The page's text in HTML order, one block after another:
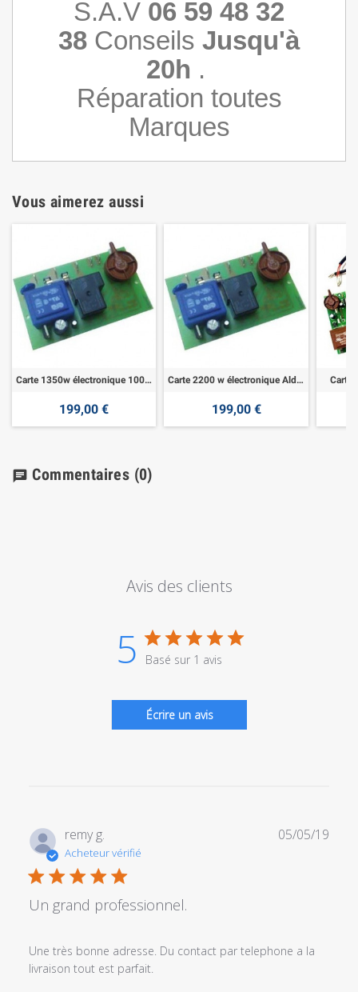
S.A.V 06 59 48 32
38 Conseils Jusqu'à
20h .
Réparation toutes
Marques
Vous aimerez aussi
Carte 1350w électronique 100% d\'origine Aldes
199,00 €
Carte 2200 w électronique Aldes
199,00 €
Carte
chat Commentaires (0)
Avis des clients
5 Basé sur 1 avis
Écrire un avis
remy g.
Acheteur vérifié
Un grand professionnel.
Une très bonne adresse. Du contact par telephone a la
livraison tout est parfait.
05/05/19